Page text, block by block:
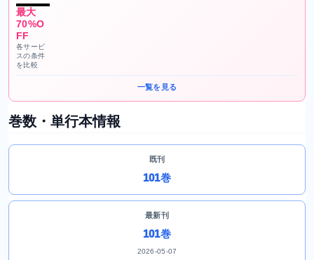
最大
70%O
FF
各サービ
スの条件
を比較
一覧を見る
巻数・単行本情報
既刊
101巻
最新刊
101巻
2026-05-07